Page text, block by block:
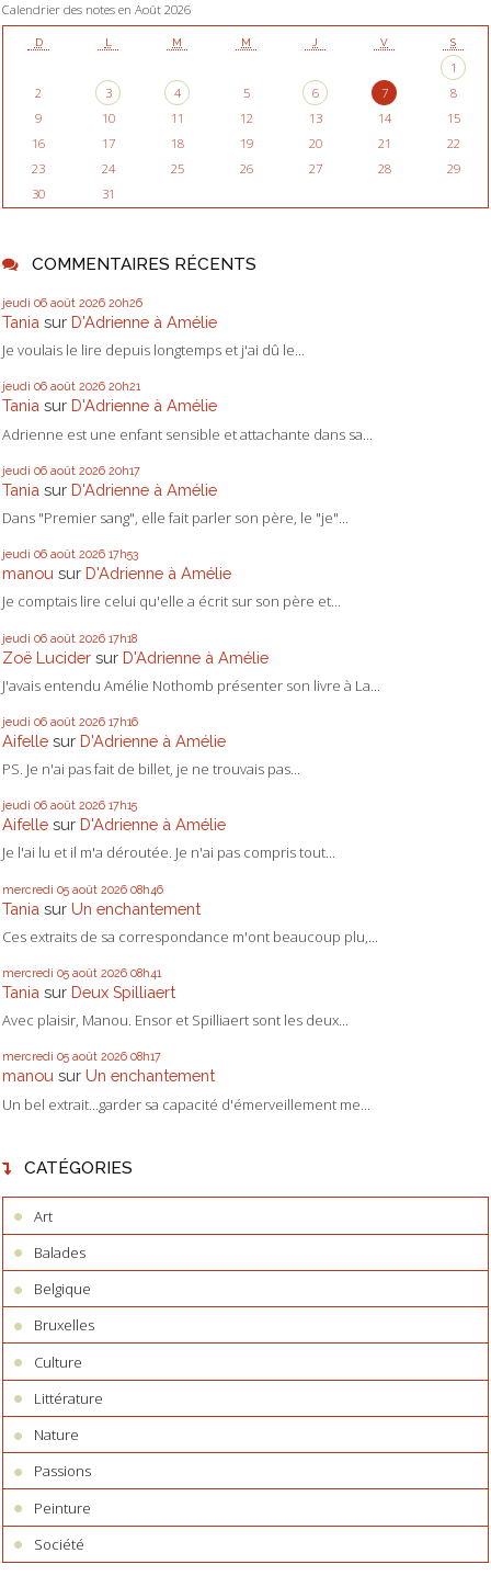
Calendrier des notes en Août 2026
D L M M J V S
1
2
3 4 5 6 7
8
9
10 11 12 13 14
15
16
17 18 19 20 21
22
23
24 25 26 27 28
29
30
31
COMMENTAIRES RÉCENTS
jeudi 06 août 2026 20h26
Tania sur D'Adrienne à Amélie
Je voulais le lire depuis longtemps et j'ai dû le...
jeudi 06 août 2026 20h21
Tania sur D'Adrienne à Amélie
Adrienne est une enfant sensible et attachante dans sa...
jeudi 06 août 2026 20h17
Tania sur D'Adrienne à Amélie
Dans "Premier sang", elle fait parler son père, le "je"...
jeudi 06 août 2026 17h53
manou sur D'Adrienne à Amélie
Je comptais lire celui qu'elle a écrit sur son père et...
jeudi 06 août 2026 17h18
Zoë Lucider sur D'Adrienne à Amélie
J'avais entendu Amélie Nothomb présenter son livre à La...
jeudi 06 août 2026 17h16
Aifelle sur D'Adrienne à Amélie
PS. Je n'ai pas fait de billet, je ne trouvais pas...
jeudi 06 août 2026 17h15
Aifelle sur D'Adrienne à Amélie
Je l'ai lu et il m'a déroutée. Je n'ai pas compris tout...
mercredi 05 août 2026 08h46
Tania sur Un enchantement
Ces extraits de sa correspondance m'ont beaucoup plu,...
mercredi 05 août 2026 08h41
Tania sur Deux Spilliaert
Avec plaisir, Manou. Ensor et Spilliaert sont les deux...
mercredi 05 août 2026 08h17
manou sur Un enchantement
Un bel extrait...garder sa capacité d'émerveillement me...
CATÉGORIES
Art
Balades
Belgique
Bruxelles
Culture
Littérature
Nature
Passions
Peinture
Société